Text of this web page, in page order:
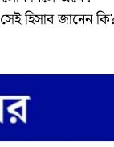
হিসাব জানেন